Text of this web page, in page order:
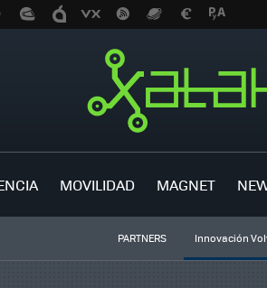
MOVILIDAD MAGNET
PARTNERS Innovación